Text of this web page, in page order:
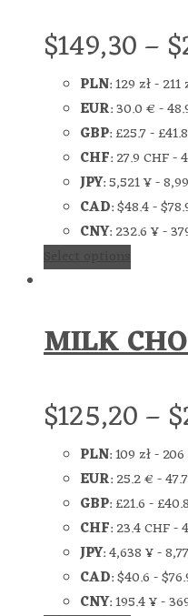
$149,30–$
PLN:129 zł-211
EUR:30.0 €-
GBP:£25.7-£41.8
CHF:27.9 CHF-
JPY:5,521 ¥-
CAD:$48.4-
CNY:232.6 ¥-
MILK
$125,20–$
PLN:109 zł-
EUR:25.2 €-
GBP:£21.6-£40.8
CHF:23.4 CHF-
JPY:4,638 ¥-
CAD:$40.6-
CNY:195.4 ¥-